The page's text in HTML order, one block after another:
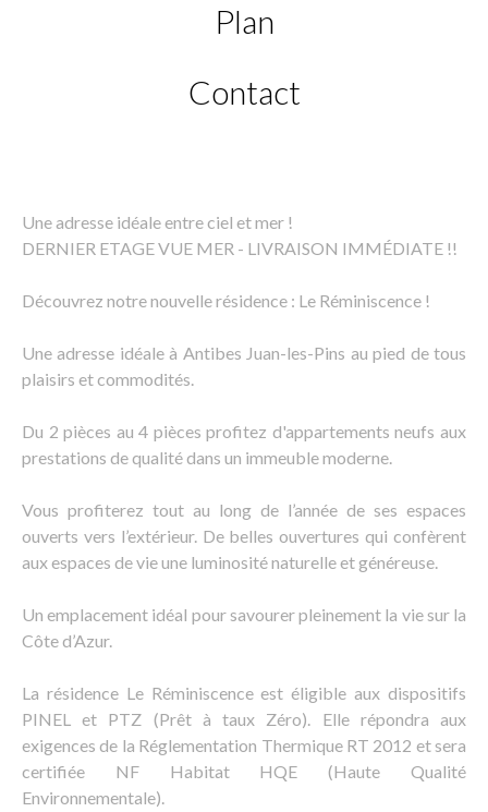
Plan
Contact
Une adresse idéale entre ciel et mer !
DERNIER ETAGE VUE MER - LIVRAISON IMMÉDIATE !!
Découvrez notre nouvelle résidence : Le Réminiscence !
Une adresse idéale à Antibes Juan-les-Pins au pied de tous
plaisirs et commodités.
Du 2 pièces au 4 pièces profitez d'appartements neufs aux
prestations de qualité dans un immeuble moderne.
Vous profiterez tout au long de l’année de ses espaces
ouverts vers l’extérieur. De belles ouvertures qui confèrent
aux espaces de vie une luminosité naturelle et généreuse.
Un emplacement idéal pour savourer pleinement la vie sur la
Côte d’Azur.
La résidence Le Réminiscence est éligible aux dispositifs
PINEL et PTZ (Prêt à taux Zéro). Elle répondra aux
exigences de la Réglementation Thermique RT 2012 et sera
certifiée NF Habitat HQE (Haute Qualité
Environnementale).